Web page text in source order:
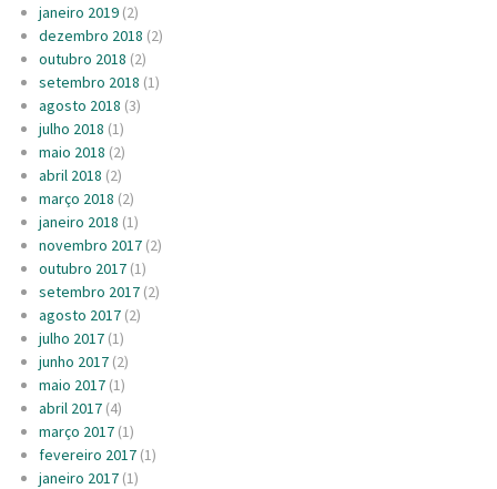
janeiro 2019 (2)
dezembro 2018 (2)
outubro 2018 (2)
setembro 2018 (1)
agosto 2018 (3)
julho 2018 (1)
maio 2018 (2)
abril 2018 (2)
março 2018 (2)
janeiro 2018 (1)
novembro 2017 (2)
outubro 2017 (1)
setembro 2017 (2)
agosto 2017 (2)
julho 2017 (1)
junho 2017 (2)
maio 2017 (1)
abril 2017 (4)
março 2017 (1)
fevereiro 2017 (1)
janeiro 2017 (1)